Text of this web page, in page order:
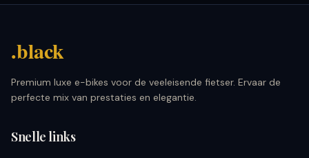
.black
Premium luxe e-bikes voor de veeleisende fietser. Ervaar de
perfecte mix van prestaties en elegantie.
Snelle links